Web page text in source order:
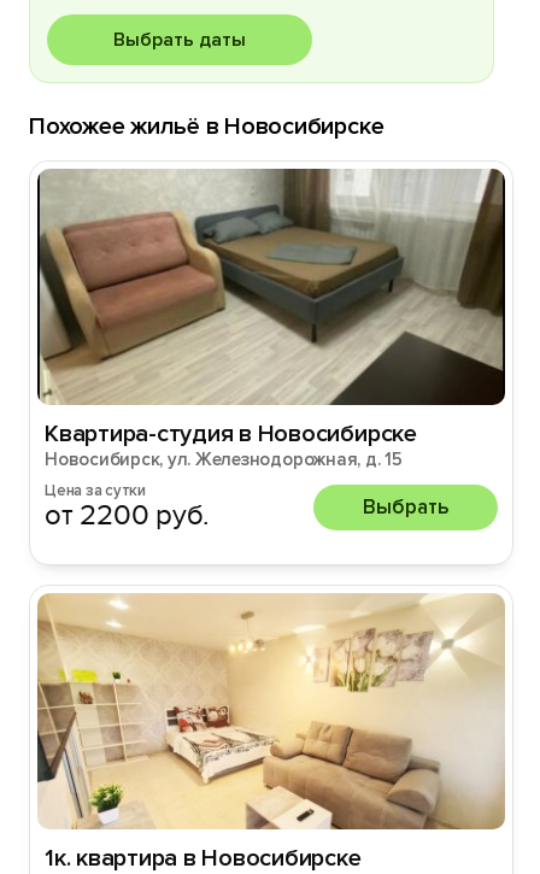
Выбрать даты
Похожее жильё в Новосибирске
Квартира-студия в Новосибирске
Новосибирск, ул. Железнодорожная, д. 15
Цена за сутки
от 2200 руб. Выбрать
1к. квартира в Новосибирске